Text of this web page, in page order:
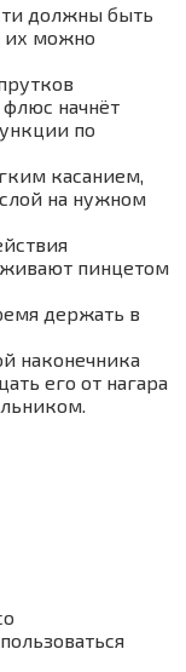
должны быть
их можно
начнёт
по
касанием,
на нужном
пинцетом
держать в
наконечника
его от нагара